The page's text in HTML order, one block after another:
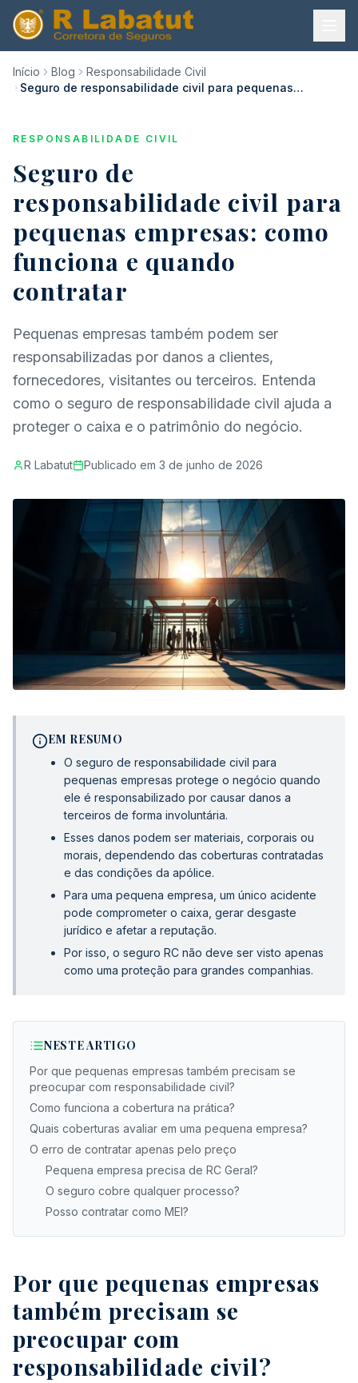
Início Blog
Responsabilidade Civil
Seguro de responsabilidade civil para pequenas
RESPONSABILIDADE CIVIL
Seguro de
responsabilidade civil para
pequenas empresas: como
funciona e quando
contratar
Pequenas empresas também podem ser
responsabilizadas por danos a clientes,
fornecedores, visitantes ou terceiros. Entenda
como o seguro de responsabilidade civil ajuda a
proteger o caixa e o patrimônio do negócio.
R Labatut Publicado em 3 de junho de 2026
EM RESUMO
O seguro de responsabilidade civil para
pequenas empresas protege o negócio quando
ele é responsabilizado por causar danos a
terceiros de forma involuntária.
Esses danos podem ser materiais, corporais ou
morais, dependendo das coberturas contratadas
e das condições da apólice.
Para uma pequena empresa, um único acidente
pode comprometer o caixa, gerar desgaste
jurídico e afetar a reputação.
Por isso, o seguro RC não deve ser visto apenas
como uma proteção para grandes companhias.
NESTE ARTIGO
Por que pequenas empresas também precisam se
preocupar com responsabilidade civil?
Como funciona a cobertura na prática?
Quais coberturas avaliar em uma pequena empresa?
O erro de contratar apenas pelo preço
Pequena empresa precisa de RC Geral?
O seguro cobre qualquer processo?
Posso contratar como MEI?
Por que pequenas empresas
também precisam se
preocupar com
responsabilidade civil?